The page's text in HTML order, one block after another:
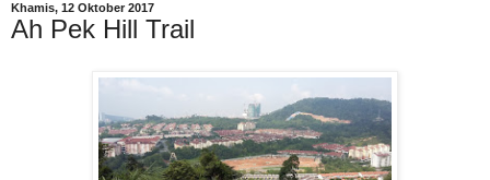
Khamis, 12 Oktober 2017
Ah Pek Hill Trail